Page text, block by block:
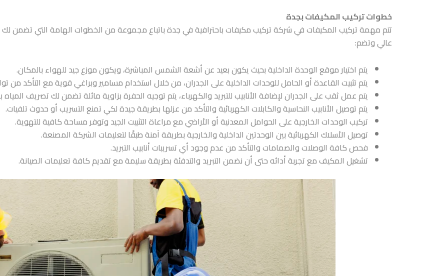
خطوات تركيب المكيفات بجدة
تتم مهمة تركيب المكيفات فيشركة تركيب مكيفات باحترافية في جدةباتباع مجموعة من الخطوات الهامة التي تضمن
عالي وتضم:
يتم اختيار موقع الوحدة الداخلية بحيث يكون بعيد عن أشعة الشمس المباشرة، ويكون موزع جيد للهواء بالمكان.
يتم تثبيت القاعدة أو الحامل للوحدات الداخلية على الجدران، من خلال استخدام مسامير وبراغي قوية مع التأكد من
يتم عمل ثقب على الجدران لإضافة الأنابيب للتبريد والكهرباء، يتم توجيه الحفرة بزاوية مائلة تضمن لك تصريف
يتم توصيل الأنابيب النحاسية والكابلات الكهربائية والتأكد من عزلها بطريقة جيدة لكي تمنع التسريب أو حدوث تلفيات.
تركيب الوحدات الخارجية على الحوامل المعدنية أو الأراضي مع مراعاة التثبيت الجيد وتوفر مساحة كافية للتهوية.
توصيل الأسلاك الكهربائية بين الوحدتين الداخلية والخارجية بطريقة آمنة طبقًا لتعليمات الشركة المصنعة.
فحص كافة الوصلات والصمامات والتأكد من عدم وجود أي تسريبات أنابيب التبريد.
تشغيل المكيف مع تجربة أدائه حتى أن نضمن التبريد والتدفئة بطريقة سليمة مع تقديم كافة تعليمات الصيانة.